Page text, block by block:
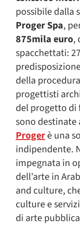
possibile dalla
Proger Spa,
875mila euro,
spacchettati:
della
progettisti
del progetto di
sono destinate
Progerè una
indipendente.
impegnata in
dell’arte in
and culture,
culture e
di arte